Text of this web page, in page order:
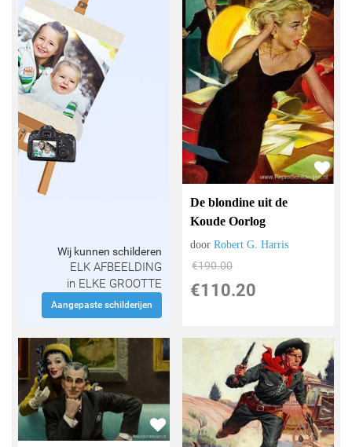
Wij kunnen schilderen
ELK AFBEELDING
in ELKE GROOTTE
Aangepaste schilderijen
De blondine uit de
Koude Oorlog
doorRobert G. Harris
€190.00
€110.20